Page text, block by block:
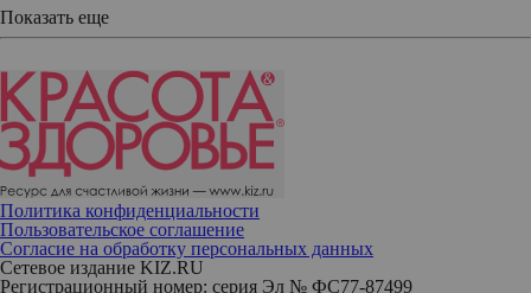
Показать еще
Политика конфиденциальности
Пользовательское соглашение
Согласие на обработку персональных данных
Сетевое издание KIZ.RU
Регистрационный номер: серия Эл № ФС77-87499